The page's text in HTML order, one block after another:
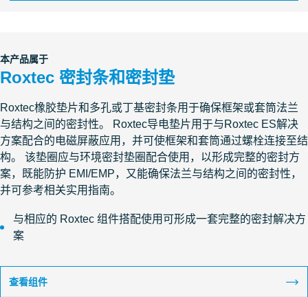
本产品属于
Roxtec 密封条和密封垫
Roxtec橡胶垫片和多孔或丁基密封条用于确保框架或套筒法兰
与结构之间的密封性。 Roxtec导电垫片用于与Roxtec ES解决
方案配合的电磁屏蔽应用，并可使框架和套筒通过螺栓连接至结
构。 该垫圈应与环境密封垫圈配合使用，以形成完整的密封方
案，既能防护 EMI/EMP，又能确保法兰与结构之间的密封性，
并可参考相关实用指南。
与相应的 Roxtec 组件搭配使用可形成一套完整的密封解决方
案
查看组件